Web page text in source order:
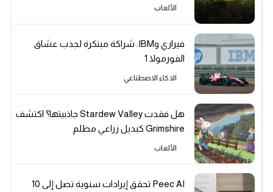
الألعاب
فيراري وIBM: شراكة مبتكرة لجذب عشاق
الفورمولا 1
الذكاء الاصطناعي
هل فقدت Stardew Valley جاذبيتها؟ اكتشف
Grimshire كبديل زراعي مظلم
الألعاب
Peec AI تحقق إيرادات سنوية تصل إلى 10